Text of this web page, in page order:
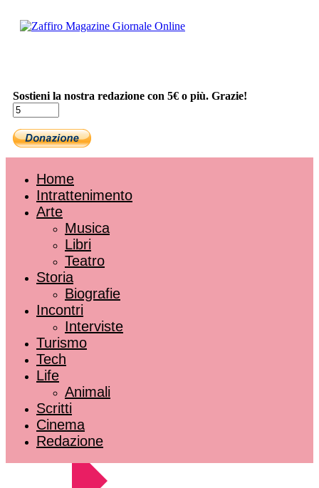
Sostieni la nostra redazione con 5€ o più. Grazie!
Home
Intrattenimento
Arte
Musica
Libri
Teatro
Storia
Biografie
Incontri
Interviste
Turismo
Tech
Life
Animali
Scritti
Cinema
Redazione